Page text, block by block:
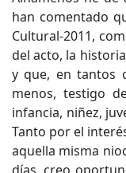
han comentado
Cultural-2011,
del acto, la
y que, en tantos
menos, testigo
infancia, niñez,
Tanto por el
aquella misma